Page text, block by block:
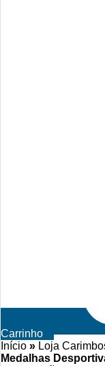
Carrinho
Início » Loja
Medalhas